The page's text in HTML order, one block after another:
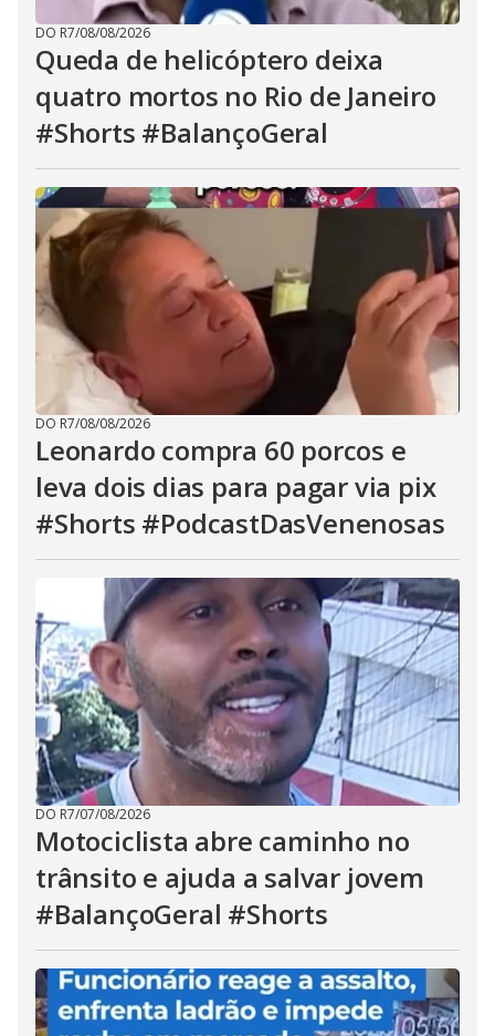
DO R7/08/08/2026
Queda de helicóptero deixa
quatro mortos no Rio de Janeiro
#Shorts #BalançoGeral
DO R7/08/08/2026
Leonardo compra 60 porcos e
leva dois dias para pagar via pix
#Shorts #PodcastDasVenenosas
DO R7/07/08/2026
Motociclista abre caminho no
trânsito e ajuda a salvar jovem
#BalançoGeral #Shorts